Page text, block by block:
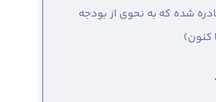
شده که به نحوی از بودجه